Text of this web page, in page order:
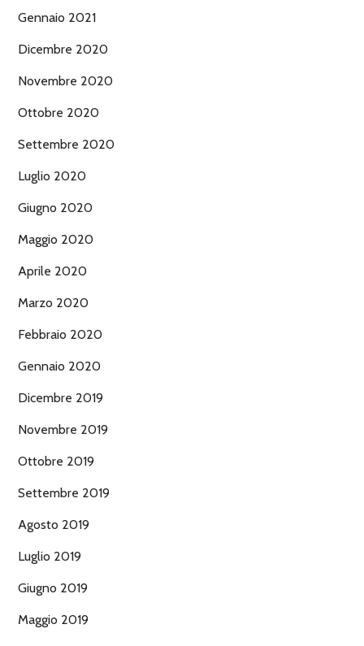
Gennaio 2021
Dicembre 2020
Novembre 2020
Ottobre 2020
Settembre 2020
Luglio 2020
Giugno 2020
Maggio 2020
Aprile 2020
Marzo 2020
Febbraio 2020
Gennaio 2020
Dicembre 2019
Novembre 2019
Ottobre 2019
Settembre 2019
Agosto 2019
Luglio 2019
Giugno 2019
Maggio 2019